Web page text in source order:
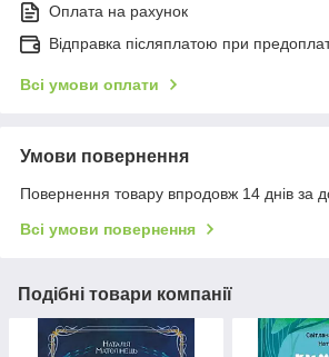
Оплата на рахунок
Відправка післяплатою при
Всі умови оплати
Умови повернення
Повернення товару впродовж 14 днів за
Всі умови повернення
Подібні товари компанії